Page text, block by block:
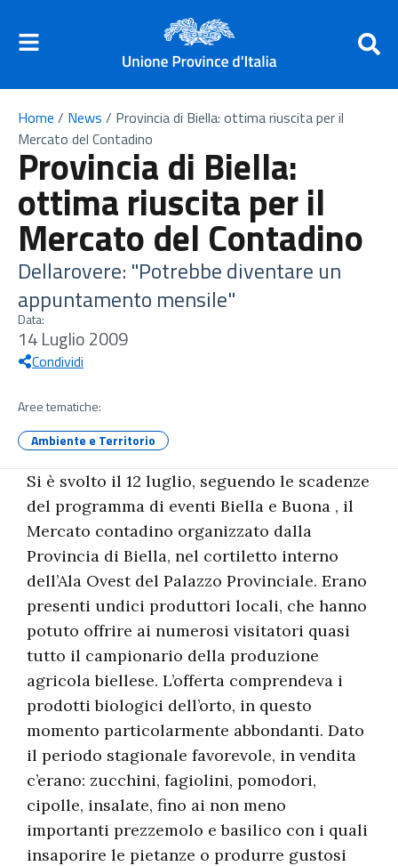
Home / News / Provincia di Biella: ottima riuscita per il
Mercato del Contadino
Provincia di Biella:
ottima riuscita per il
Mercato del Contadino
Dellarovere: "Potrebbe diventare un
appuntamento mensile"
Data:
14 Luglio 2009
Condividi
Aree tematiche:
Ambiente e Territorio
Si è svolto il 12 luglio, seguendo le scadenze
del programma di eventi Biella e Buona , il
Mercato contadino organizzato dalla
Provincia di Biella, nel cortiletto interno
dell’Ala Ovest del Palazzo Provinciale. Erano
presenti undici produttori locali, che hanno
potuto offrire ai numerosi visitatori quasi
tutto il campionario della produzione
agricola biellese. L’offerta comprendeva i
prodotti biologici dell’orto, in questo
momento particolarmente abbondanti. Dato
il periodo stagionale favorevole, in vendita
c’erano: zucchini, fagiolini, pomodori,
cipolle, insalate, fino ai non meno
importanti prezzemolo e basilico con i quali
insaporire le pietanze o produrre gustosi